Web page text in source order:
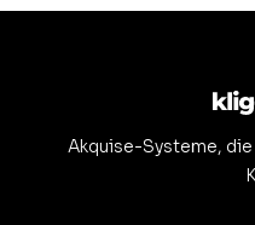
Akquise-Systeme,